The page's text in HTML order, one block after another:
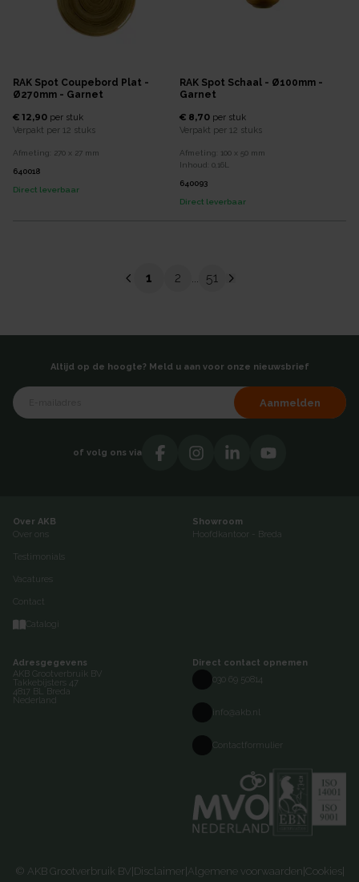
RAK Spot Coupebord Plat -
Ø270mm - Garnet
€ 12,90 per stuk
Verpakt per 12 stuks
Afmeting: 270 x 27 mm
640018
Direct leverbaar
RAK Spot Schaal - Ø100mm -
Garnet
€ 8,70 per stuk
Verpakt per 12 stuks
Afmeting: 100 x 50 mm
Inhoud: 0,16L
640093
Direct leverbaar
1 2 51
Altijd op de hoogte? Meld u aan voor onze nieuwsbrief
Aanmelden
of volg ons via
Over AKB
Over ons
Testimonials
Vacatures
Contact
Catalogi
Showroom
Hoofdkantoor - Breda
Adresgegevens
AKB Grootverbruik BV
Takkebijsters 47
4817 BL Breda
Nederland
Direct contact opnemen
030 69 50814
info@akb.nl
Contactformulier
© AKB Grootverbruik BV|Disclaimer|Algemene voorwaarden|Cookies|